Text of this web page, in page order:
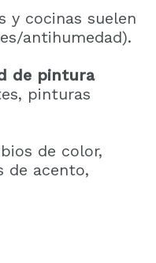
y cocinas suelen
antihumedad).
de pintura
pinturas
de color,
de acento,